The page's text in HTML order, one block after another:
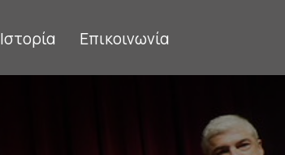
Ιστορία Επικοινωνία